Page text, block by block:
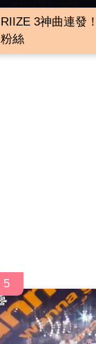
RIIZE 3神曲連發
粉絲
5